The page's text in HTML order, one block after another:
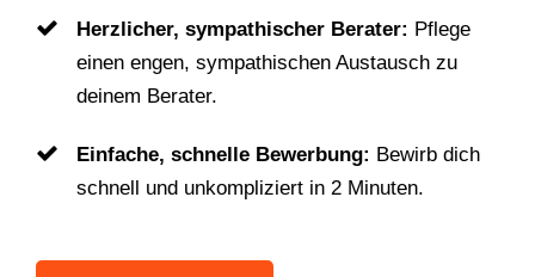
Herzlicher, sympathischer Berater: Pflege
einen engen, sympathischen Austausch zu
deinem Berater.
Einfache, schnelle Bewerbung: Bewirb dich
schnell und unkompliziert in 2 Minuten.